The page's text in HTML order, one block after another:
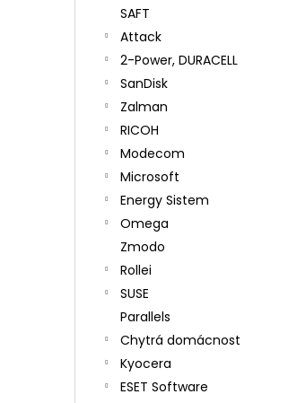
SAFT
Attack
2-Power, DURACELL
SanDisk
Zalman
RICOH
Modecom
Microsoft
Energy Sistem
Omega
Zmodo
Rollei
SUSE
Parallels
Chytrá domácnost
Kyocera
ESET Software